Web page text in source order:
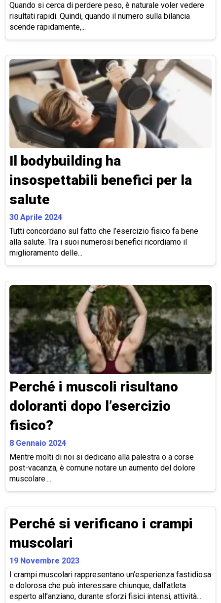
Quando si cerca di perdere peso, è naturale voler vedere
risultati rapidi. Quindi, quando il numero sulla bilancia
scende rapidamente,...
Il bodybuilding ha
insospettabili benefici per la
salute
30 Aprile 2024
Tutti concordano sul fatto che l’esercizio fisico fa bene
alla salute. Tra i suoi numerosi benefici ricordiamo il
miglioramento delle...
Perché i muscoli risultano
doloranti dopo l’esercizio
fisico?
8 Gennaio 2024
Mentre molti di noi si dedicano alla palestra o a corse
post-vacanza, è comune notare un aumento del dolore
muscolare....
Perché si verificano i crampi
muscolari
19 Novembre 2023
I crampi muscolari rappresentano un’esperienza fastidiosa
e dolorosa che può interessare chiunque, dall’atleta
esperto all’anziano, durante sforzi fisici intensi, attività...